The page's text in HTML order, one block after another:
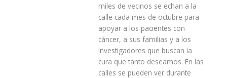
miles de vecinos se echan a la
calle cada mes de octubre para
apoyar a los pacientes con
cáncer, a sus familias y a los
investigadores que buscan la
cura que tanto deseamos. En las
calles se pueden ver durante